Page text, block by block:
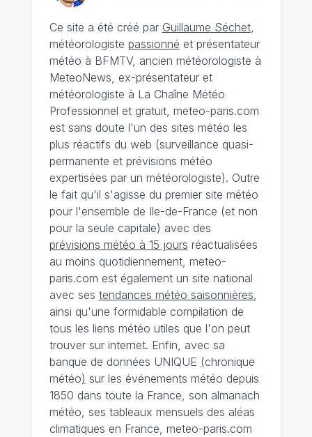
Ce site a été créé par Guillaume Séchet,
météorologiste passionné et présentateur
météo à BFMTV, ancien météorologiste à
MeteoNews, ex-présentateur et
météorologiste à La Chaîne Météo
Professionnel et gratuit, meteo-paris.com
est sans doute l'un des sites météo les
plus réactifs du web (surveillance quasi-
permanente et prévisions météo
expertisées par un météorologiste). Outre
le fait qu'il s'agisse du premier site météo
pour l'ensemble de Ile-de-France (et non
pour la seule capitale) avec des
prévisions météo à 15 jours réactualisées
au moins quotidiennement, meteo-
paris.com est également un site national
avec ses tendances météo saisonnières,
ainsi qu'une formidable compilation de
tous les liens météo utiles que l'on peut
trouver sur internet. Enfin, avec sa
banque de données UNIQUE (chronique
météo) sur les événements météo depuis
1850 dans toute la France, son almanach
météo, ses tableaux mensuels des aléas
climatiques en France, meteo-paris.com